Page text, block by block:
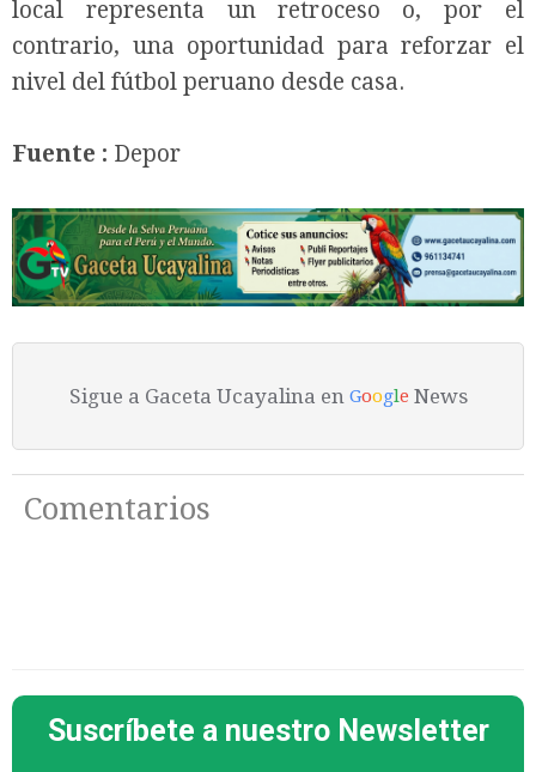
local representa un retroceso o, por el
contrario, una oportunidad para reforzar el
nivel del fútbol peruano desde casa.
Fuente : Depor
Sigue a Gaceta Ucayalina en Google News
Comentarios
Suscríbete a nuestro Newsletter